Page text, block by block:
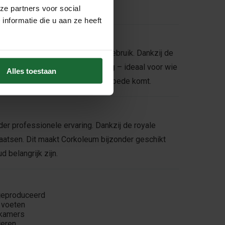
partners voor social
die u aan ze heeft
Alles toestaan
praktisch in het dagelijks gebruik. Dankzij de
isolatie geluiddemping – ideaal voor wie
luchtkwaliteit binnenshuis ten goede komt.
professionele ervaring. Dankzij de royale
Dit maakt Corkoleum bijzonder geschikt
belangrijk zijn.